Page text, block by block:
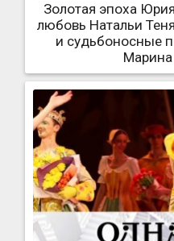
Золотая эпоха
любовь Натальи
и судьбоносные